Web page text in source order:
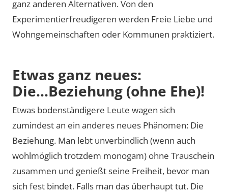
ganz anderen Alternativen. Von den
Experimentierfreudigeren werden Freie Liebe und
Wohngemeinschaften oder Kommunen praktiziert.
Etwas ganz neues:
Die...Beziehung (ohne Ehe)!
Etwas bodenständigere Leute wagen sich
zumindest an ein anderes neues Phänomen: Die
Beziehung. Man lebt unverbindlich (wenn auch
wohlmöglich trotzdem monogam) ohne Trauschein
zusammen und genießt seine Freiheit, bevor man
sich fest bindet. Falls man das überhaupt tut. Die